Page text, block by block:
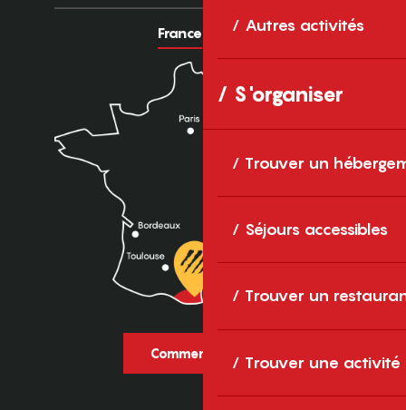
Autres activités
S'organiser
Trouver un
Séjours accessibles
Trouver un
Trouver une activité
France Europe
Comment venir ?